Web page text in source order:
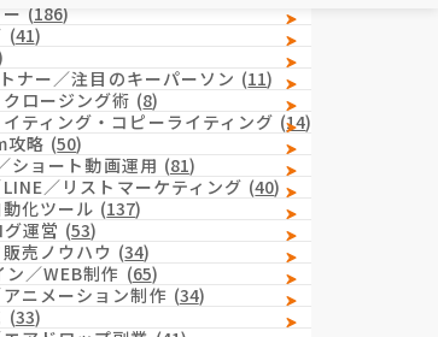
(186)
(41)
ナー／注目のキーパーソン (11)
ロージング術 (8)
ティング・コピーライティング (14)
略 (50)
ショート動画運用 (81)
／リストマーケティング (40)
化ツール (137)
運営 (53)
売ノウハウ (34)
／WEB制作 (65)
ニメーション制作 (34)
(33)